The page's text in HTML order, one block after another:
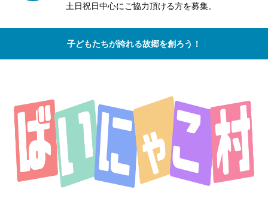
土日祝日中心にご協力頂ける方を募集。
子どもたちが誇れる故郷を創ろう！